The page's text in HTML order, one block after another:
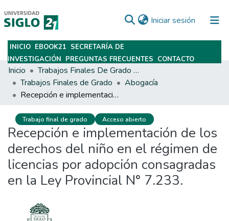
Iniciar sesión (current)
Subir
INICIO EBOOK21 SECRETARÍA DE
INVESTIGACIÓN PREGUNTAS FRECUENTES CONTACTO
Inicio
Trabajos Finales De Grado Y Posgrado
Trabajos Finales de Grado
Abogacía
Recepción e implementación de los derechos del niño en el régimen de licencias por adopción consagradas en la Ley Provincial N° 7.233.
Trabajo final de grado Acceso abierto
Recepción e implementación de los
derechos del niño en el régimen de
licencias por adopción consagradas
en la Ley Provincial N° 7.233.